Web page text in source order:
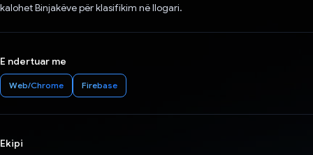
kalohet Binjakëve për klasifikim në llogari.
E ndertuar me
Web/Chrome Firebase
Ekipi